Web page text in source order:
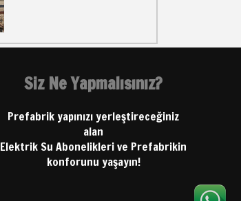
Siz Ne Yapmalısınız?
Prefabrik yapınızı yerleştireceğiniz
alan
Elektrik Su Abonelikleri ve Prefabrikin
konforunu yaşayın!